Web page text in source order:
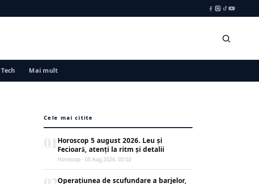
Tech Mai mult
Cele mai citite
Horoscop 5 august 2026. Leu și
Fecioară, atenți la ritm și detalii
Horoscop · 05 Aug 2026, 05:02
Operațiunea de scufundare a barjelor,